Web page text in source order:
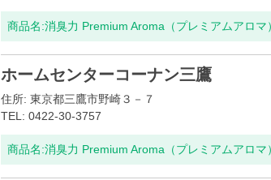
商品名:消臭力 Premium Aroma（プレミアムアロ
ホームセンターコーナン三鷹
住所: 東京都三鷹市野崎３－７
TEL: 0422-30-3757
商品名:消臭力 Premium Aroma（プレミアムアロ